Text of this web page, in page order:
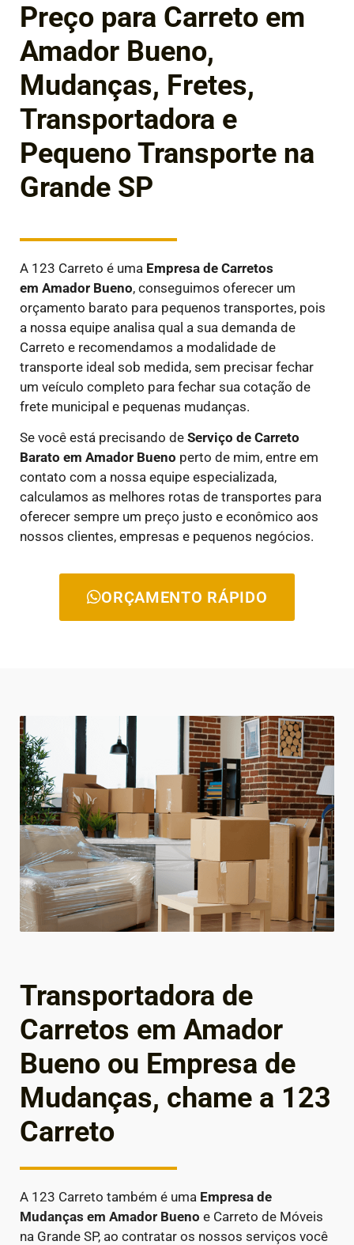
Preço para Carreto em
Amador Bueno,
Mudanças, Fretes,
Transportadora e
Pequeno Transporte na
Grande SP
A 123 Carreto é uma Empresa de Carretos
em Amador Bueno, conseguimos oferecer um
orçamento barato para pequenos transportes, pois
a nossa equipe analisa qual a sua demanda de
Carreto e recomendamos a modalidade de
transporte ideal sob medida, sem precisar fechar
um veículo completo para fechar sua cotação de
frete municipal e pequenas mudanças.
Se você está precisando de Serviço de Carreto
Barato em Amador Bueno perto de mim, entre em
contato com a nossa equipe especializada,
calculamos as melhores rotas de transportes para
oferecer sempre um preço justo e econômico aos
nossos clientes, empresas e pequenos negócios.
ORÇAMENTO RÁPIDO
Transportadora de
Carretos em Amador
Bueno ou Empresa de
Mudanças, chame a 123
Carreto
A 123 Carreto também é uma Empresa de
Mudanças em Amador Bueno e Carreto de Móveis
na Grande SP, ao contratar os nossos serviços você